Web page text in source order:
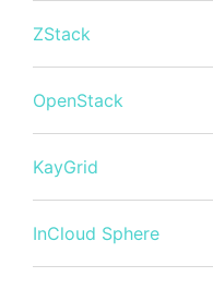
ZStack
OpenStack
KayGrid
InCloud Sphere